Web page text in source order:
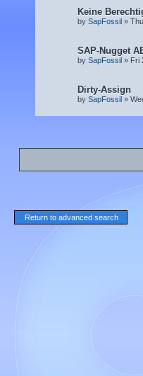
Keine
by SapFossil »
SAP-Nugget
by SapFossil » Fri
Dirty-Assign
by SapFossil »
Return to advanced search